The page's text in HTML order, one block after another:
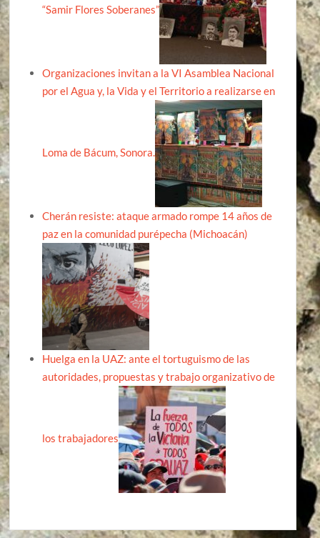
“Samir Flores Soberanes”
Organizaciones invitan a la VI Asamblea Nacional
por el Agua y, la Vida y el Territorio a realizarse en
Loma de Bácum, Sonora.
Cherán resiste: ataque armado rompe 14 años de
paz en la comunidad purépecha (Michoacán)
Huelga en la UAZ: ante el tortuguismo de las
autoridades, propuestas y trabajo organizativo de
los trabajadores